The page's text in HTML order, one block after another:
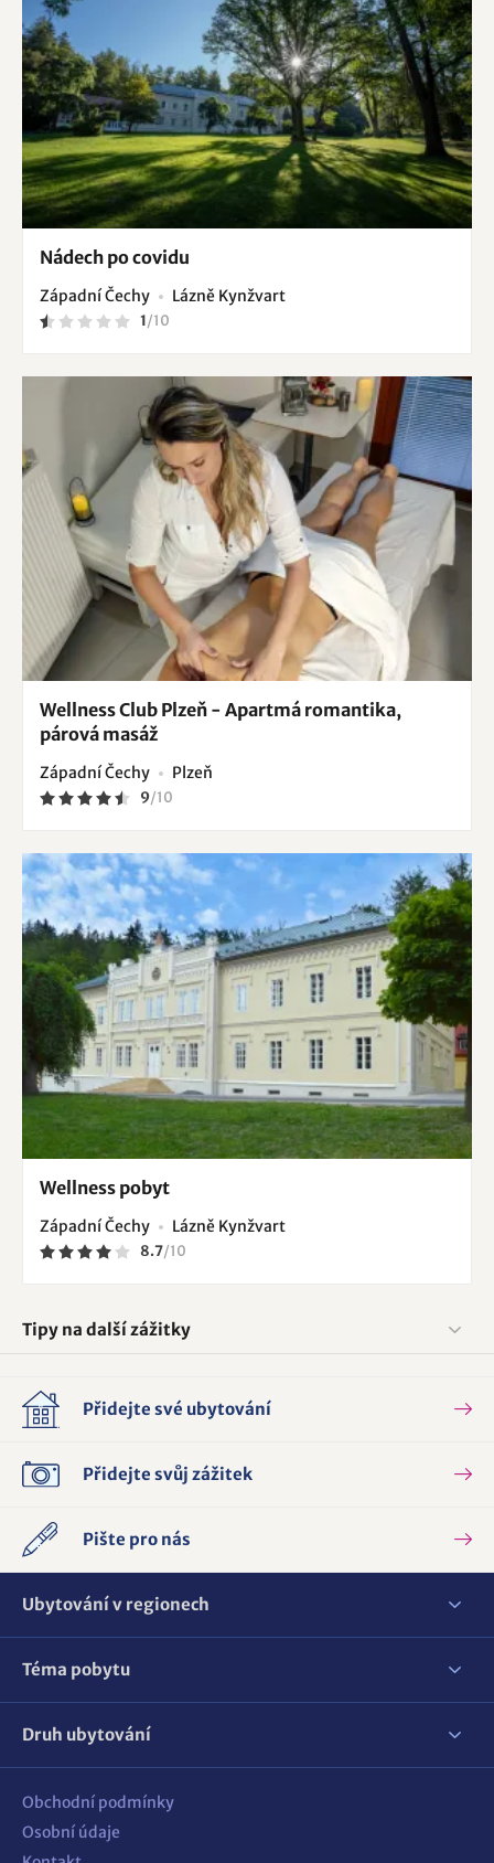
Nádech po covidu
Západní Čechy Lázně Kynžvart
1/10
Wellness Club Plzeň - Apartmá romantika,
párová masáž
Západní Čechy Plzeň
9/10
Wellness pobyt
Západní Čechy Lázně Kynžvart
8.7/10
Tipy na další zážitky
Přidejte své ubytování
Přidejte svůj zážitek
Pište pro nás
Ubytování v regionech
Téma pobytu
Druh ubytování
Obchodní podmínky
Osobní údaje